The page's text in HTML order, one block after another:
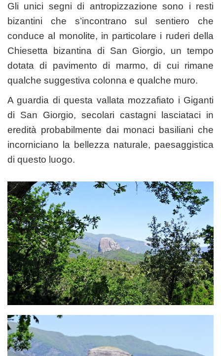
Gli unici segni di antropizzazione sono i resti
bizantini che s’incontrano sul sentiero che
conduce al monolite, in particolare i ruderi della
Chiesetta bizantina di San Giorgio, un tempo
dotata di pavimento di marmo, di cui rimane
qualche suggestiva colonna e qualche muro.
A guardia di questa vallata mozzafiato i Giganti
di San Giorgio, secolari castagni lasciataci in
eredità probabilmente dai monaci basiliani che
incorniciano la bellezza naturale, paesaggistica
di questo luogo.